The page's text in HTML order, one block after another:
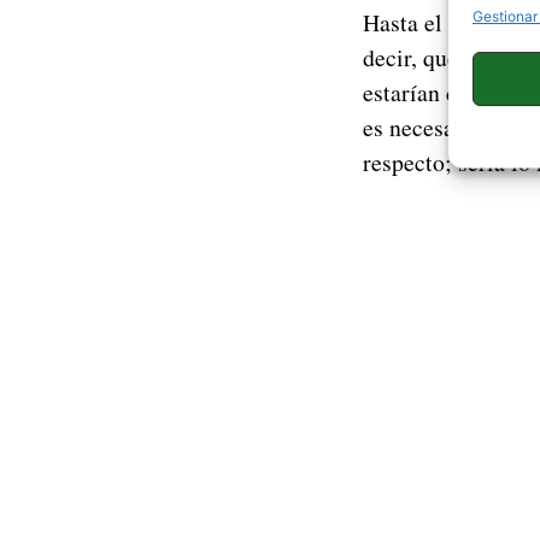
Hasta el
decir, que en un
estarían
es necesario
respecto; sería lo